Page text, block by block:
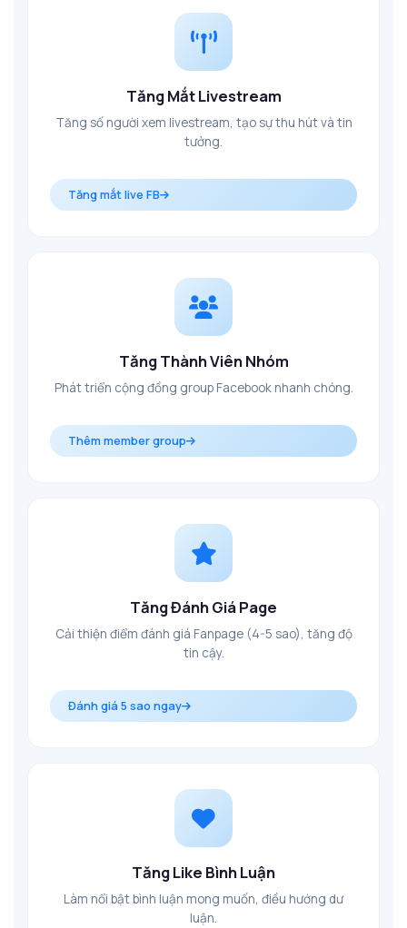
Tăng Mắt Livestream
Tăng số người xem livestream, tạo sự thu hút và tin
tưởng.
Tăng mắt live FB
Tăng Thành Viên Nhóm
Phát triển cộng đồng group Facebook nhanh chóng.
Thêm member group
Tăng Đánh Giá Page
Cải thiện điểm đánh giá Fanpage (4-5 sao), tăng độ
tin cậy.
Đánh giá 5 sao ngay
Tăng Like Bình Luận
Làm nổi bật bình luận mong muốn, điều hướng dư
luận.